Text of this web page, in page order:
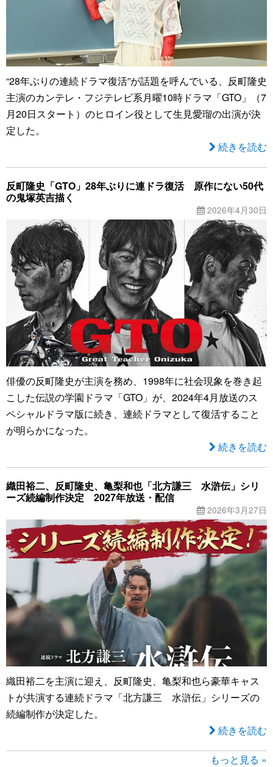
“28年ぶりの連続ドラマ復活”が話題を呼んでいる、反町隆史
主演のカンテレ・フジテレビ系月曜10時ドラマ「GTO」（7
月20日スタート）のヒロイン役として生見愛瑠の出演が決
定した。
続きを読む
反町隆史「GTO」28年ぶりに連ドラ復活 原作にない50代
の鬼塚英吉描く
2026年4月30日
俳優の反町隆史が主演を務め、1998年に社会現象を巻き起
こした伝説の学園ドラマ「GTO」が、2024年4月放送のス
ペシャルドラマ版に続き、連続ドラマとして復活すること
が明らかになった。
続きを読む
織田裕二、反町隆史、亀梨和也「北方謙三 水滸伝」シリ
ーズ続編制作決定 2027年放送・配信
2026年3月27日
織田裕二を主演に迎え、反町隆史、亀梨和也ら豪華キャス
トが共演する連続ドラマ「北方謙三 水滸伝」シリーズの
続編制作が決定した。
続きを読む
もっと見る »